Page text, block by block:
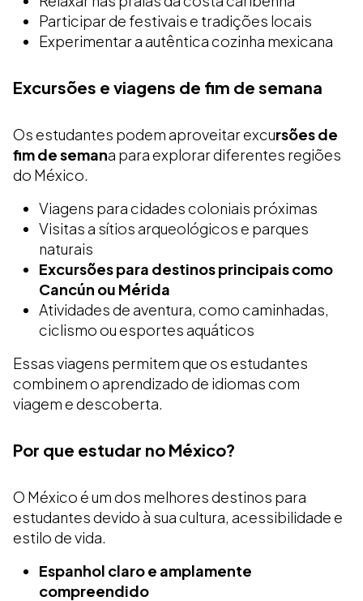
Participar de festivais e tradições locais
Experimentar a autêntica cozinha mexicana
Excursões e viagens de fim de semana
Os estudantes podem aproveitar excursões de
fim de semana para explorar diferentes regiões
do México.
Viagens para cidades coloniais próximas
Visitas a sítios arqueológicos e parques
naturais
Excursões para destinos principais como
Cancún ou Mérida
Atividades de aventura, como caminhadas,
ciclismo ou esportes aquáticos
Essas viagens permitem que os estudantes
combinem o aprendizado de idiomas com
viagem e descoberta.
Por que estudar no México?
O México é um dos melhores destinos para
estudantes devido à sua cultura, acessibilidade e
estilo de vida.
Espanhol claro e amplamente
compreendido